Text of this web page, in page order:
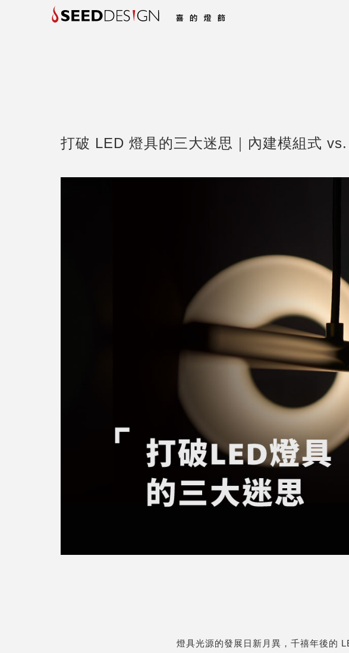
打破 LED 燈具的三大迷思｜內建模組式
燈具光源的發展日新月異，千禧年後的